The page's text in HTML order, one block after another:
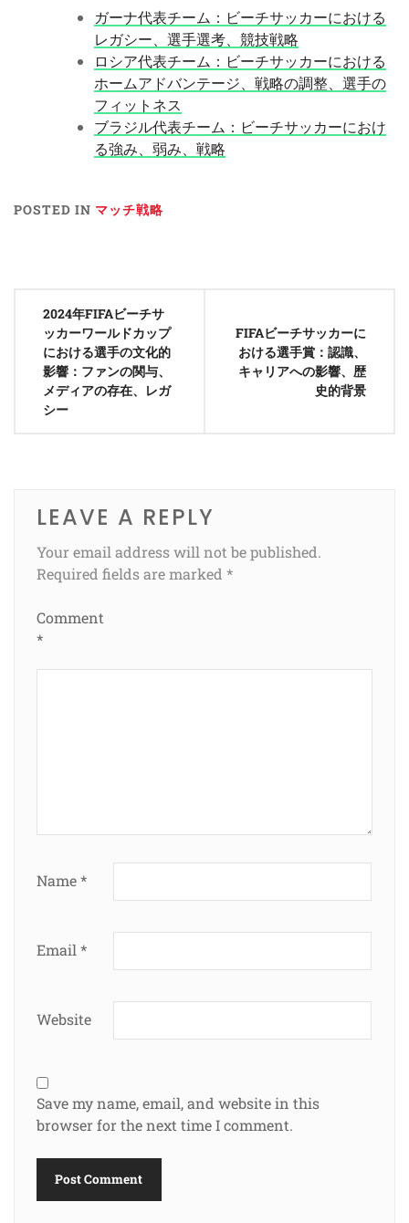
ガーナ代表チーム：ビーチサッカーにおける
レガシー、選手選考、競技戦略
ロシア代表チーム：ビーチサッカーにおける
ホームアドバンテージ、戦略の調整、選手の
フィットネス
ブラジル代表チーム：ビーチサッカーにおけ
る強み、弱み、戦略
POSTED IN マッチ戦略
navigation
2024年FIFAビーチサ
ッカーワールドカップ
における選手の文化的
影響：ファンの関与、
メディアの存在、レガ
シー
FIFAビーチサッカーに
おける選手賞：認識、
キャリアへの影響、歴
史的背景
LEAVE A REPLY
Your email address will not be published.
Required fields are marked *
Comment
*
Name*
Email *
Website
Save my name, email, and website in this
browser for the next time I comment.